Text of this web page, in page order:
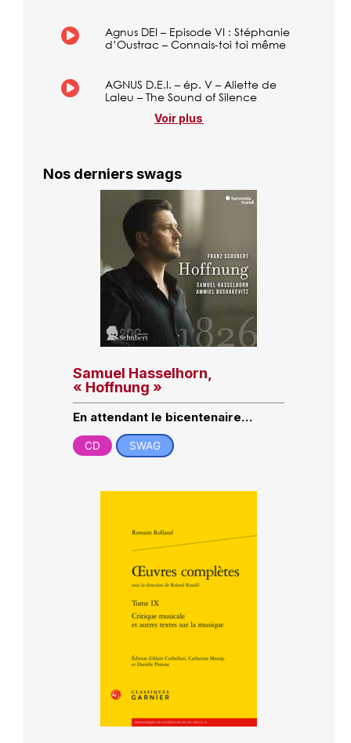
Agnus DEI – Episode VI : Stéphanie
d’Oustrac – Connais-toi toi même
AGNUS D.E.I. – ép. V – Aliette de
Laleu – The Sound of Silence
Voir plus
Nos derniers swags
Samuel Hasselhorn,
« Hoffnung »
En attendant le bicentenaire…
CD SWAG